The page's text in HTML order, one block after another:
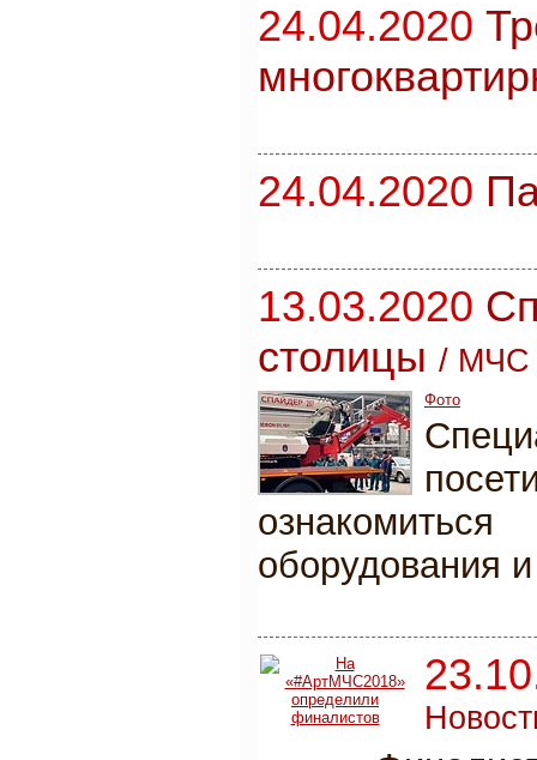
24.04.2020
24.04.2020
13.03.2020
столицы / МЧС
Фото
оборудования